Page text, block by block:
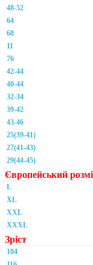
48-52
64
68
11
76
42-44
40-44
32-34
39-42
43-46
25(39-41)
27(41-43)
29(44-45)
Європейський
L
XL
XXL
XXXL
Зріст
104